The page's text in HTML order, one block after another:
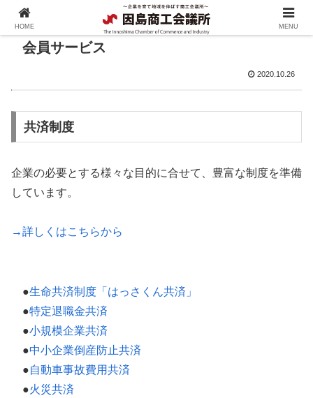
会員サービス
2020.10.26
共済制度
企業の必要とする様々な目的に合せて、豊富な制度を準備
しています。
→詳しくはこちらから
●生命共済制度「はっさくん共済」
●特定退職金共済
●小規模企業共済
●中小企業倒産防止共済
●自動車事故費用共済
●火災共済
HOME MENU